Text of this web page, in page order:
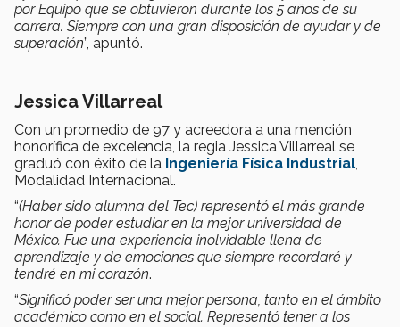
por Equipo que se obtuvieron durante los 5 años de su
carrera. Siempre con una gran disposición de ayudar y de
superación”, apuntó.
Jessica Villarreal
Con un promedio de 97 y acreedora a una mención
honorífica de excelencia, la regia Jessica Villarreal se
graduó con éxito de la Ingeniería Física Industrial
Modalidad Internacional.
“(Haber sido alumna del Tec) representó el más grande
honor de poder estudiar en la mejor universidad de
México. Fue una experiencia inolvidable llena de
aprendizaje y de emociones que siempre recordaré y
tendré en mi corazón.
“Significó poder ser una mejor persona, tanto en el ámbito
académico como en el social. Representó tener a los